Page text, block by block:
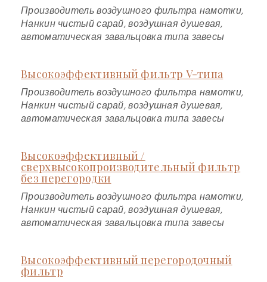
Производитель воздушного фильтра намотки,
Нанкин чистый сарай, воздушная душевая,
автоматическая завальцовка типа завесы
Высокоэффективный фильтр V-типа
Производитель воздушного фильтра намотки,
Нанкин чистый сарай, воздушная душевая,
автоматическая завальцовка типа завесы
Высокоэффективный /
сверхвысокопроизводительный фильтр
без перегородки
Производитель воздушного фильтра намотки,
Нанкин чистый сарай, воздушная душевая,
автоматическая завальцовка типа завесы
Высокоэффективный перегородочный
фильтр